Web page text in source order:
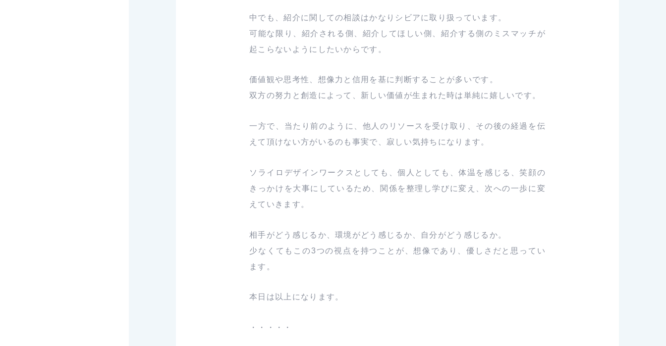
中でも、紹介に関しての相談はかなりシビアに取り扱っています。
可能な限り、紹介される側、紹介してほしい側、紹介する側のミスマッチが
起こらないようにしたいからです。
価値観や思考性、想像力と信用を基に判断することが多いです。
双方の努力と創造によって、新しい価値が生まれた時は単純に嬉しいです。
一方で、当たり前のように、他人のリソースを受け取り、その後の経過を伝
えて頂けない方がいるのも事実で、寂しい気持ちになります。
ソライロデザインワークスとしても、個人としても、体温を感じる、笑顔の
きっかけを大事にしているため、関係を整理し学びに変え、次への一歩に変
えていきます。
相手がどう感じるか、環境がどう感じるか、自分がどう感じるか。
少なくてもこの3つの視点を持つことが、想像であり、優しさだと思ってい
ます。
本日は以上になります。
・・・・・